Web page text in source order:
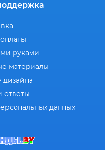
руками
материалы
дизайна
ответы
данных